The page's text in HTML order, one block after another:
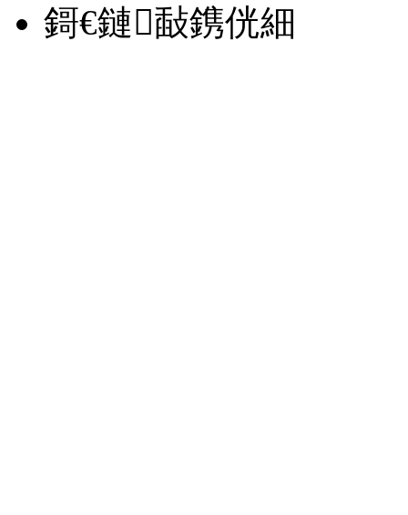
鎶€鏈敮鎸侊細